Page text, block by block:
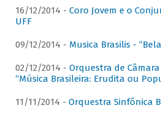
16/12/2014 - Coro Jovem e o
UFF
09/12/2014 - Musica Brasilis -
02/12/2014 - Orquestra de
“Música Brasileira: Erudita ou
11/11/2014 - Orquestra Sinfônica